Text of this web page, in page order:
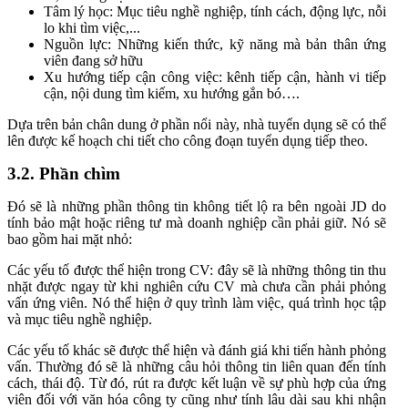
Tâm lý học: Mục tiêu nghề nghiệp, tính cách, động lực, nỗi
lo khi tìm việc,...
Nguồn lực: Những kiến thức, kỹ năng mà bản thân ứng
viên đang sở hữu
Xu hướng tiếp cận công việc: kênh tiếp cận, hành vi tiếp
cận, nội dung tìm kiếm, xu hướng gắn bó….
Dựa trên bản chân dung ở phần nổi này, nhà tuyển dụng sẽ có thể
lên được kế hoạch chi tiết cho công đoạn tuyển dụng tiếp theo.
3.2. Phần chìm
Đó sẽ là những phần thông tin không tiết lộ ra bên ngoài JD do
tính bảo mật hoặc riêng tư mà doanh nghiệp cần phải giữ. Nó sẽ
bao gồm hai mặt nhỏ:
Các yếu tố được thể hiện trong CV: đây sẽ là những thông tin thu
nhặt được ngay từ khi nghiên cứu CV mà chưa cần phải phỏng
vấn ứng viên. Nó thể hiện ở quy trình làm việc, quá trình học tập
và mục tiêu nghề nghiệp.
Các yếu tố khác sẽ được thể hiện và đánh giá khi tiến hành phỏng
vấn. Thường đó sẽ là những câu hỏi thông tin liên quan đến tính
cách, thái độ. Từ đó, rút ra được kết luận về sự phù hợp của ứng
viên đối với văn hóa công ty cũng như tính lâu dài sau khi nhận